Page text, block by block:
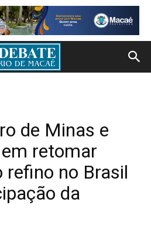
de Minas e
retomar
refino no Brasil
da